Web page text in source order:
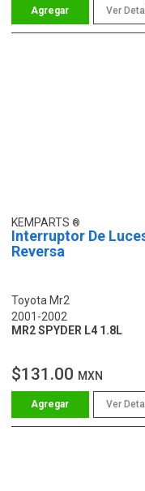
Ver
KEMPARTS
Interruptor De
Reversa
Toyota Mr2
2001-2002
MR2 SPYDER L4 1.8L
$131.00 MXN
Ver